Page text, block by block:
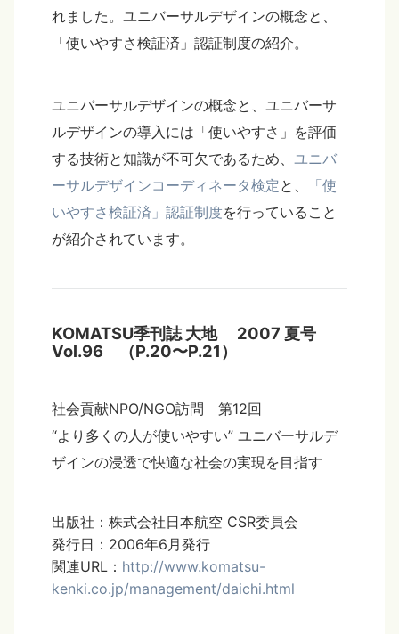
れました。ユニバーサルデザインの概念と、
「使いやすさ検証済」認証制度の紹介。
ユニバーサルデザインの概念と、ユニバーサ
ルデザインの導入には「使いやすさ」を評価
する技術と知識が不可欠であるため、 ユニバ
ーサルデザインコーディネータ検定と、
「使
いやすさ検証済」認証制度を行っていること
が紹介されています。
KOMATSU季刊誌 大地 2007 夏号
Vol.96 （P.20〜P.21）
社会貢献NPO/NGO訪問 第12回
“より多くの人が使いやすい” ユニバーサルデ
ザインの浸透で快適な社会の実現を目指す
出版社：株式会社日本航空 CSR委員会
発行日：2006年6月発行
関連URL： http://www.komatsu-
kenki.co.jp/management/daichi.html